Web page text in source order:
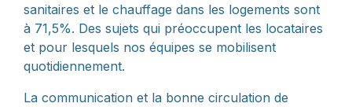
sanitaires et le chauffage dans les logements sont
à 71,5%. Des sujets qui préoccupent les locataires
et pour lesquels nos équipes se mobilisent
quotidiennement.
La communication et la bonne circulation de